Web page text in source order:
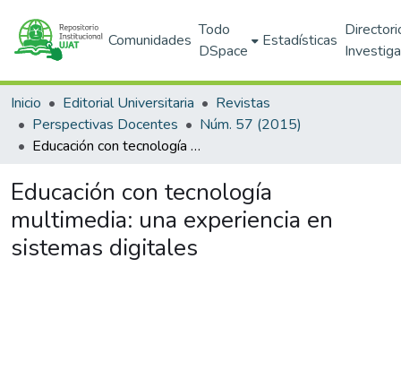
Comunidades
Todo
DSpace
Estadísticas
Inicio Editorial Universitaria
Revistas
Perspectivas Docentes
Núm. 57 (2015)
Educación con tecnología multimedia: una experiencia en sistemas digitales
Educación con tecnología
multimedia: una experiencia en
sistemas digitales